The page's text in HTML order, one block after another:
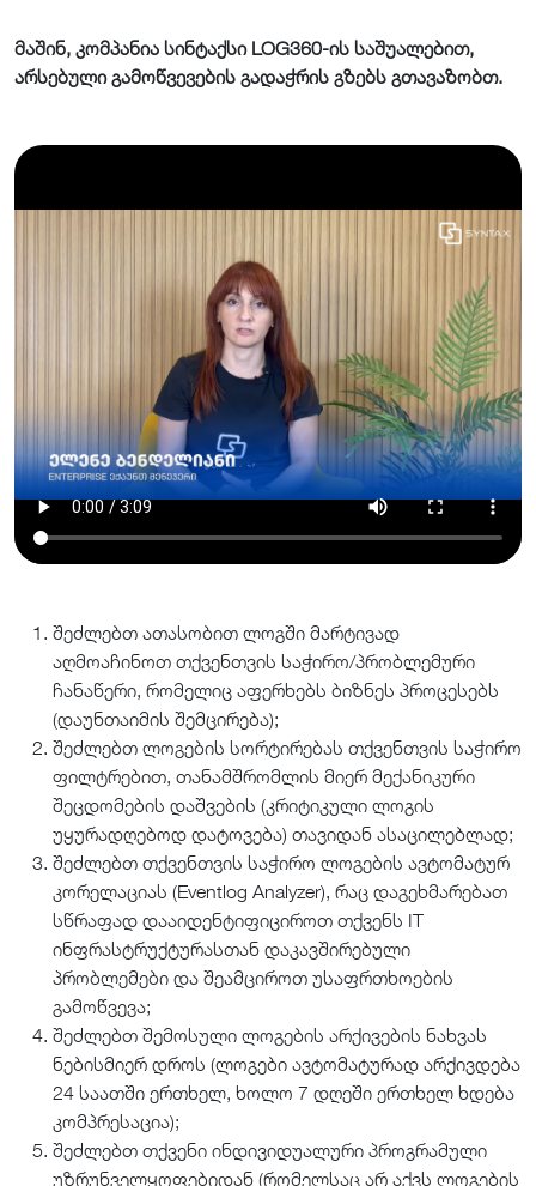
მაშინ, კომპანია სინტაქსი LOG360-ის საშუალებით,
არსებული გამოწვევების გადაჭრის გზებს გთავაზობთ.
შეძლებთ ათასობით ლოგში მარტივად
აღმოაჩინოთ თქვენთვის საჭირო/პრობლემური
ჩანაწერი, რომელიც აფერხებს ბიზნეს პროცესებს
(დაუნთაიმის შემცირება);
შეძლებთ ლოგების სორტირებას თქვენთვის საჭირო
ფილტრებით, თანამშრომლის მიერ მექანიკური
შეცდომების დაშვების (კრიტიკული ლოგის
უყურადღებოდ დატოვება) თავიდან ასაცილებლად;
შეძლებთ თქვენთვის საჭირო ლოგების ავტომატურ
კორელაციას (Eventlog Analyzer), რაც დაგეხმარებათ
სწრაფად დააიდენტიფიციროთ თქვენს IT
ინფრასტრუქტურასთან დაკავშირებული
პრობლემები და შეამციროთ უსაფრთხოების
გამოწვევა;
შეძლებთ შემოსული ლოგების არქივების ნახვას
ნებისმიერ დროს (ლოგები ავტომატურად არქივდება
24 საათში ერთხელ, ხოლო 7 დღეში ერთხელ ხდება
კომპრესაცია);
შეძლებთ თქვენი ინდივიდუალური პროგრამული
უზრუნველყოფებიდან (რომელსაც არ აქვს ლოგების